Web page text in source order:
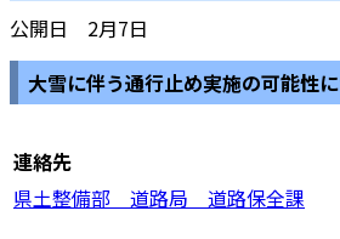
公開日 2月7日
大雪に伴う通行止め実施の可能性
連絡先
県土整備部 道路局 道路保全課